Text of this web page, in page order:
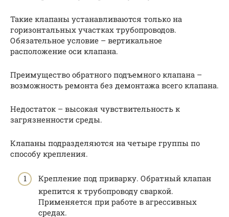
Такие клапаны устанавливаются только на
горизонтальных участках трубопроводов.
Обязательное условие – вертикальное
расположение оси клапана.
Преимущество обратного подъемного клапана –
возможность ремонта без демонтажа всего клапана.
Недостаток – высокая чувствительность к
загрязненности среды.
Клапаны подразделяются на четыре группы по
способу крепления.
Крепление под приварку. Обратный клапан
крепится к трубопроводу сваркой.
Применяется при работе в агрессивных
средах.